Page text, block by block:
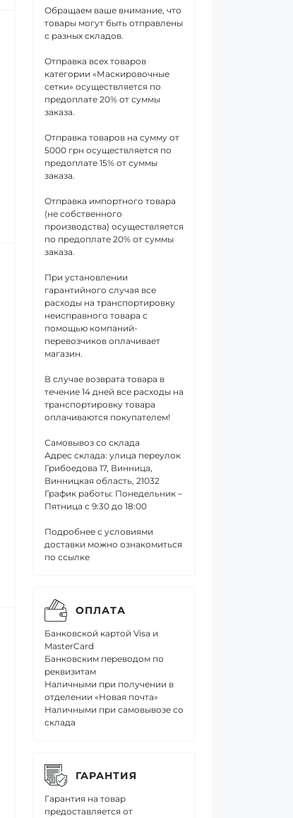
Обращаем ваше внимание, что
товары могут быть отправлены
с разных складов.
Отправка всех товаров
категории «Маскировочные
сетки» осуществляется по
предоплате 20% от суммы
заказа.
Отправка товаров на сумму от
5000 грн осуществляется по
предоплате 15% от суммы
заказа.
Отправка импортного товара
(не собственного
производства) осуществляется
по предоплате 20% от суммы
заказа.
При установлении
гарантийного случая все
расходы на транспортировку
неисправного товара с
помощью компаний-
перевозчиков оплачивает
магазин.
В случае возврата товара в
течение 14 дней все расходы на
транспортировку товара
оплачиваются покупателем!
Самовывоз со склада
Адрес склада: улица переулок
Грибоедова 17, Винница,
Винницкая область, 21032
График работы: Понедельник –
Пятница с 9:30 до 18:00
Подробнее с условиями
доставки можно ознакомиться
по ссылке
ОПЛАТА
Банковской картой Visa и
MasterCard
Банковским переводом по
реквизитам
Наличными при получении в
отделении «Новая почта»
Наличными при самовывозе со
склада
ГАРАНТИЯ
Гарантия на товар
предоставляется от